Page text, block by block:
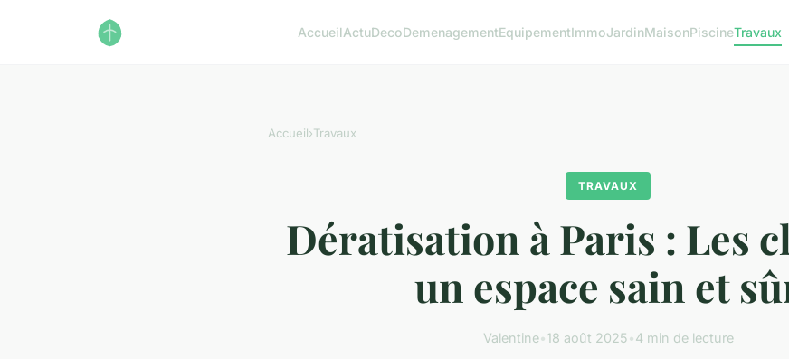
AccueilActuDecoDemenagementEquipementImmoJardinMaisonPiscineTravaux
Accueil›Travaux
TRAVAUX
Dératisation à Paris : Les
un espace sain et
Valentine•18 août 2025•4 min de lecture